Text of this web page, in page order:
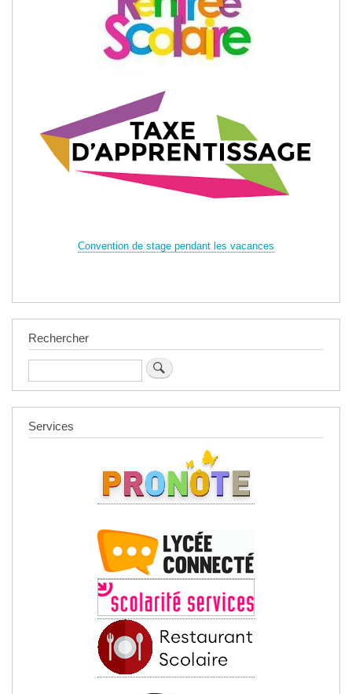
Convention de stage pendant les vacances
Rechercher
Rechercher
Services